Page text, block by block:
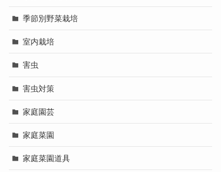
季節別野菜栽培
室内栽培
害虫
害虫対策
家庭園芸
家庭菜園
家庭菜園道具